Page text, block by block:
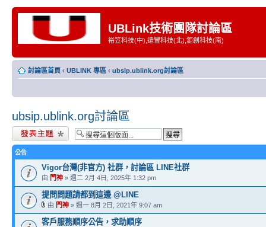
UBLink技術團隊討論區
裕笠科技(中),遠豐科技(北),鉅創科技(南)
討論區首頁 ‹ UBLINK 專區 ‹ ubsip.ublink.org討論區
ubsip.ublink.org討論區
發表新主題
公告
Vigor台灣(非官方) 社群，討論區 LINE社群
由 門神 » 週二 2月 4日, 2025年 1:32 pm
提問問題請都到這邊 @LINE
由 門神 » 週一 8月 2日, 2021年 9:07 am
客戶服務順序公告，求助順序